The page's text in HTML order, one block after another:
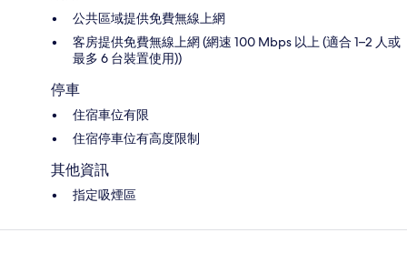
公共區域提供免費無線上網
客房提供免費無線上網 (網速 100 Mbps 以上 (適合 1–2 人或
最多 6 台裝置使用))
停車
住宿車位有限
住宿停車位有高度限制
其他資訊
指定吸煙區